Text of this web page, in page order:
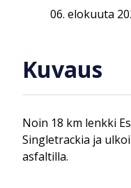
06. elokuuta
Kuvaus
Noin 18 km lenkki
Singletrackia ja
asfaltilla.